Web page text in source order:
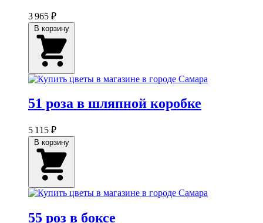
3 965 ₽
51 роза в шляпной коробке
5 115 ₽
55 роз в боксе